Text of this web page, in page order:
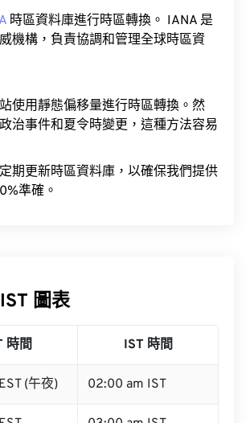
時區資料庫進行時區轉換。 IANA 是
機構，負責協調和管理全球時區資
使用靜態偏移量進行時區轉換。然
治事件和夏令時變更，這種方法容易
期更新時區資料庫，以確保我們提供
準確。
圖表
時間 IST 時間
(午夜) 02:00 am IST